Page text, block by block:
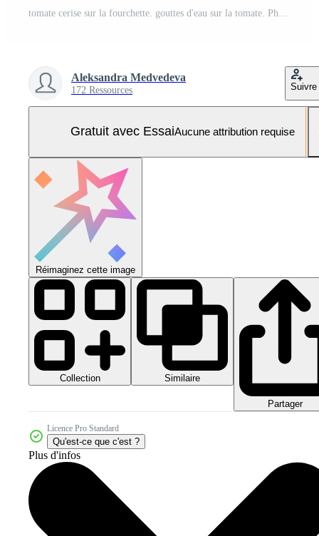
Aleksandra Medvedeva
172 Ressources Suivre
Gratuit avec EssaiAucune attribution requise
Réimaginez cette image
Collection Similaire
Partager
Licence Pro Standard
Qu'est-ce que c'est ?
Plus d'infos